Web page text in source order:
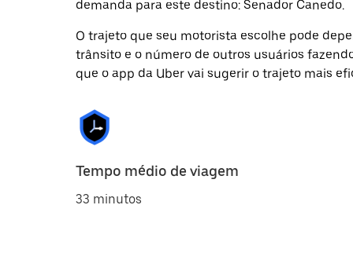
demanda para este destino: Senador Canedo.
O trajeto que seu motorista escolhe pode
trânsito e o número de outros usuários
que o app da Uber vai sugerir o trajeto mais
Tempo médio de viagem
33 minutos